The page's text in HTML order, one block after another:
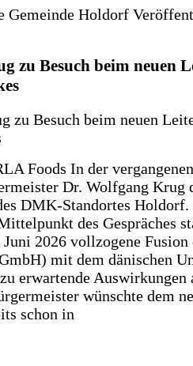
Gemeinde Holdorf
zu Besuch beim neuen
Foods In der
Dr. Wolfgang Krug
DMK-Standortes Holdorf.
des Gespräches
Juni 2026 vollzogene
mit dem dänischen
erwartende Auswirkungen
wünschte dem
schon in